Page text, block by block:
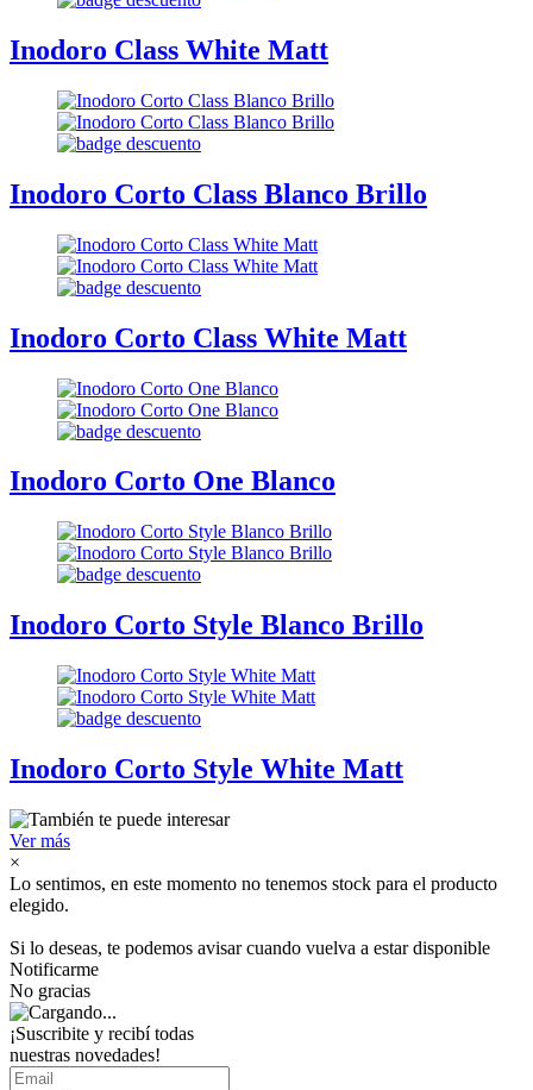
Inodoro Class White Matt
Inodoro Corto Class Blanco Brillo
Inodoro Corto Class White Matt
Inodoro Corto One Blanco
Inodoro Corto Style Blanco Brillo
Inodoro Corto Style White Matt
Ver más
×
Lo sentimos, en este momento no tenemos stock para el producto
elegido.
Si lo deseas, te podemos avisar cuando vuelva a estar disponible
Notificarme
No gracias
¡Suscribite y recibí todas
nuestras novedades!